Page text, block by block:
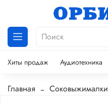
Хиты продаж Аудиотехника
Главная Соковыжималки